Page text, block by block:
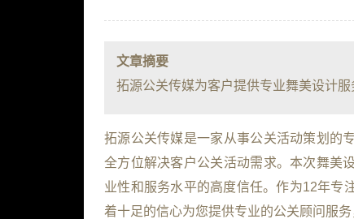
文章摘要
拓源公关传媒为客户提供专业舞美设计
拓源公关传媒是一家从事公关活动策划的
全方位解决客户公关活动需求。本次舞美
业性和服务水平的高度信任。作为12年专
着十足的信心为您提供专业的公关顾问服